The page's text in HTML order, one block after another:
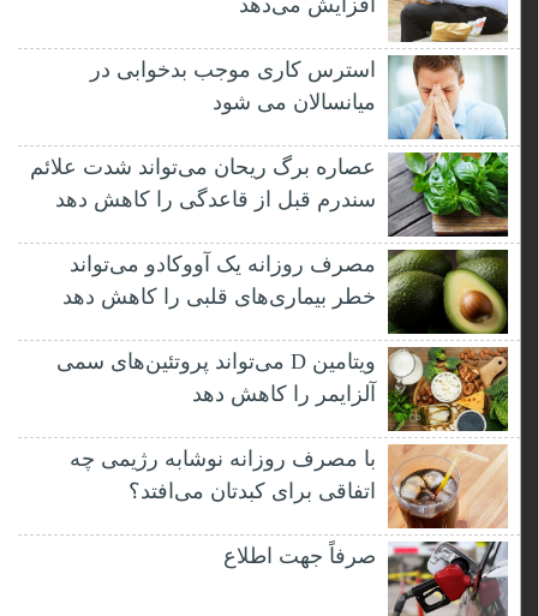
افزایش می‌دهد
استرس کاری موجب بدخوابی در
میانسالان می شود
عصاره برگ ریحان می‌تواند شدت علائم
سندرم قبل از قاعدگی را کاهش دهد
مصرف روزانه یک آووکادو می‌تواند
خطر بیماری‌های قلبی را کاهش دهد
ویتامین D می‌تواند پروتئین‌های سمی
آلزایمر را کاهش دهد
با مصرف روزانه نوشابه رژیمی چه
اتفاقی برای کبدتان می‌افتد؟
صرفاً جهت اطلاع